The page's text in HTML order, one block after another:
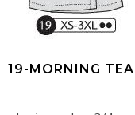
19-MORNING TEA